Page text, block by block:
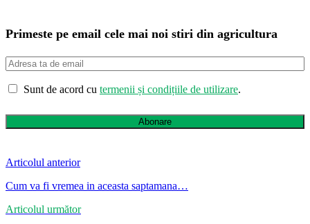
Primeste pe email cele mai noi stiri din agricultura
Sunt de acord cu termenii și condițiile de utilizare.
Abonare
Articolul anterior
Cum va fi vremea in aceasta saptamana…
Articolul următor